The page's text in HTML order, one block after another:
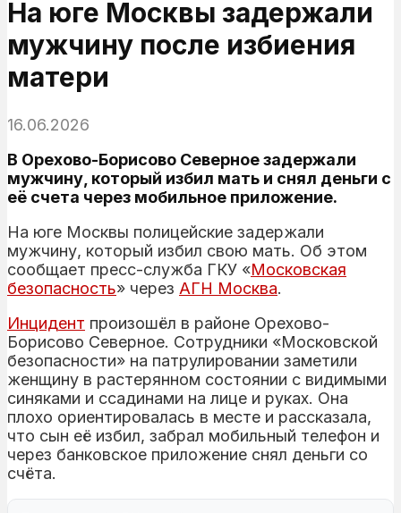
На юге Москвы задержали
мужчину после избиения
матери
16.06.2026
В Орехово-Борисово Северное задержали
мужчину, который избил мать и снял деньги с
её счета через мобильное приложение.
На юге Москвы полицейские задержали
мужчину, который избил свою мать. Об этом
сообщает пресс-служба ГКУ «Московская
безопасность» через АГН Москва.
Инцидент произошёл в районе Орехово-
Борисово Северное. Сотрудники «Московской
безопасности» на патрулировании заметили
женщину в растерянном состоянии с видимыми
синяками и ссадинами на лице и руках. Она
плохо ориентировалась в месте и рассказала,
что сын её избил, забрал мобильный телефон и
через банковское приложение снял деньги со
счёта.